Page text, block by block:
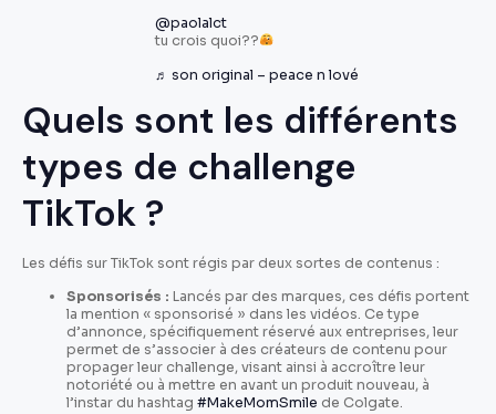
@paolalct
tu crois quoi??
♬ son original – peace n lové
Quels sont les différents
types de challenge
TikTok ?
Les défis sur TikTok sont régis par deux sortes de contenus :
Sponsorisés : Lancés par des marques, ces défis portent
la mention « sponsorisé » dans les vidéos. Ce type
d’annonce, spécifiquement réservé aux entreprises, leur
permet de s’associer à des créateurs de contenu pour
propager leur challenge, visant ainsi à accroître leur
notoriété ou à mettre en avant un produit nouveau, à
l’instar du hashtag #MakeMomSmile de Colgate.